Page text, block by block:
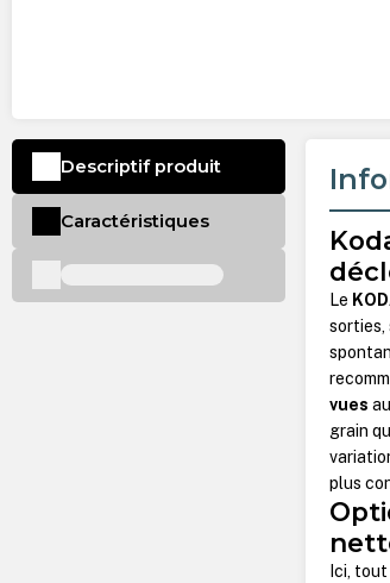
Le
sorties,
vues
grain
plus
Ici,
Descriptif produit
Caractéristiques